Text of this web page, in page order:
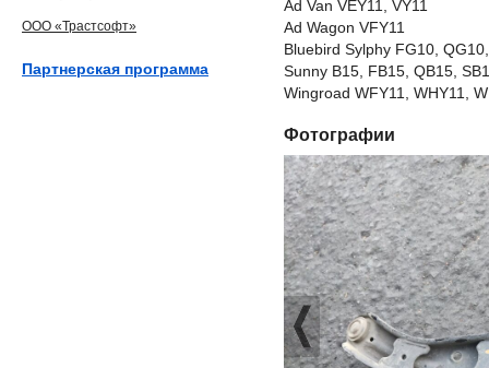
Ad Van VEY11, VY11
Ad Wagon VFY11
Bluebird Sylphy FG10,
Sunny B15, FB15, QB15,
Wingroad WFY11, WHY11,
Фотографии
ООО «Трастсофт»
Партнерская программа